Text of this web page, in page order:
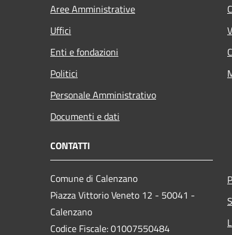
Aree Amministrative
Uffici
Enti e fondazioni
Politici
Personale Amministrativo
Documenti e dati
CONTATTI
Comune di Calenzano
Piazza Vittorio Veneto 12 - 50041 -
Calenzano
Codice Fiscale: 01007550484